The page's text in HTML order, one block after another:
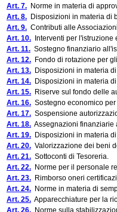
Art. 7. Norme in materia di
Art. 8. Disposizioni in materia di
Art. 9. Contributi alle
Art. 10. Interventi per l'istruzione
Art. 11. Sostegno finanziario
Art. 12. Fondo di rotazione per
Art. 13. Disposizioni in materia
Art. 14. Disposizioni in materia
Art. 15. Riserve sul fondo delle
Art. 16. Sostegno economico
Art. 17. Sospensione
Art. 18. Assegnazioni finanziarie
Art. 19. Disposizioni in materia
Art. 20. Valorizzazione dei beni
Art. 21. Sottoconti di Tesoreria.
Art. 22. Norme per il personale
Art. 23. Rimborso oneri
Art. 24. Norme in materia di
Art. 25. Apparecchiature per la
Art. 26. Norme sulla